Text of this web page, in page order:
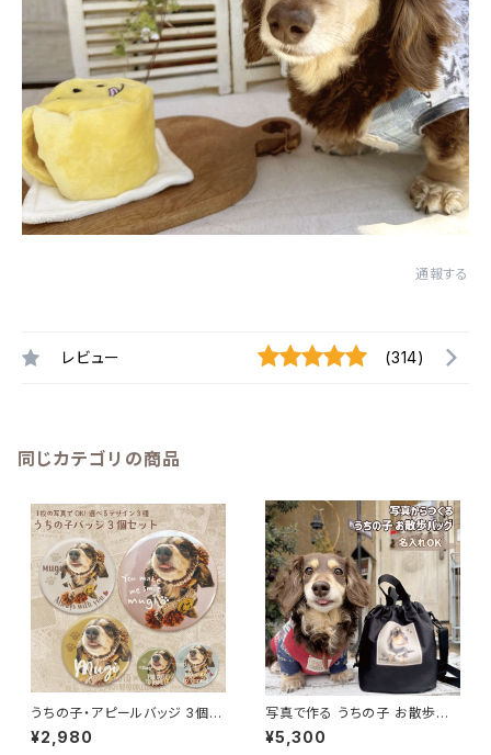
通報する
レビュー (314)
同じカテゴリの商品
うちの子・アピールバッジ 3個セ
ット｜選べる12のデザイン（名入
れ・1枚の写真から制作）
¥2,980
写真で作る うちの子 お散歩バッ
グ オーダーメイド 巾着 トート 2
WAY【送料無料】
¥5,300